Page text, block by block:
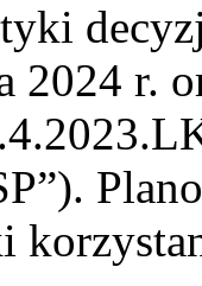
2024 r.